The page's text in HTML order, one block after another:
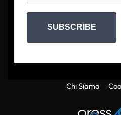
SUBSCRIBE
Chi Siamo